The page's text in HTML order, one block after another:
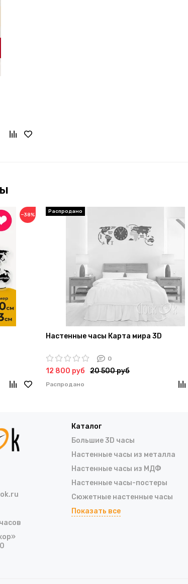
−38%
Настенные часы Карта мира 3D
0
12 800 руб 20 500 руб
Распродано
Каталог
Большие 3D часы
Настенные часы из металла
Настенные часы из МДФ
Настенные часы-постеры
Сюжетные настенные часы
Показать все